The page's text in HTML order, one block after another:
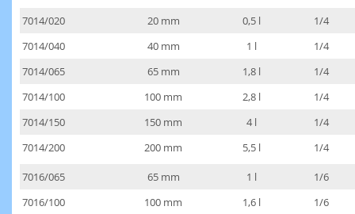
7014/020 20 mm 0,5 l
1/4
7014/040
40 mm 1 l
1/4
7014/065
65 mm 1,8 l
1/4
7014/100
100 mm 2,8 l
1/4
7014/150
150 mm 4 l
1/4
7014/200
200 mm 5,5 l 1/4
7016/065 65 mm 1 l
1/6
7016/100
100 mm 1,6 l
1/6